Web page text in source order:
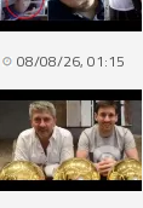
08/08/26, 01:15